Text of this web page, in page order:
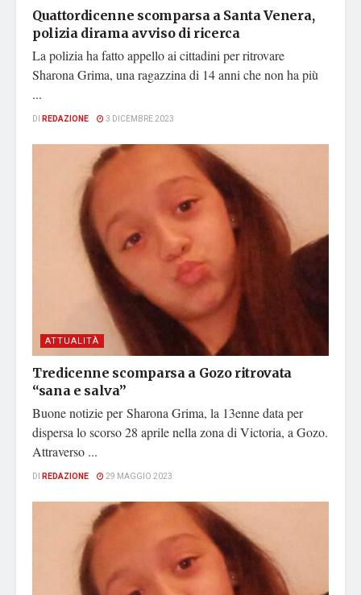
Quattordicenne scomparsa a Santa Venera,
polizia dirama avviso di ricerca
La polizia ha fatto appello ai cittadini per ritrovare
Sharona Grima, una ragazzina di 14 anni che non ha più
...
DI REDAZIONE 3 DICEMBRE 2023
ATTUALITÀ
Tredicenne scomparsa a Gozo ritrovata
“sana e salva”
Buone notizie per Sharona Grima, la 13enne data per
dispersa lo scorso 28 aprile nella zona di Victoria, a Gozo.
Attraverso ...
DI REDAZIONE 29 MAGGIO 2023